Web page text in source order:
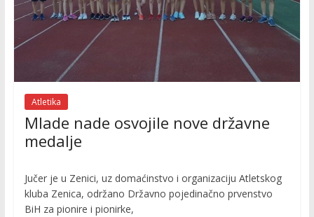
Atletika
Mlade nade osvojile nove državne
medalje
Jučer je u Zenici, uz domaćinstvo i organizaciju Atletskog
kluba Zenica, održano Državno pojedinačno prvenstvo
BiH za pionire i pionirke,